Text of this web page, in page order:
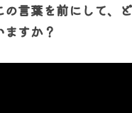
の言葉を前にして、
すか？